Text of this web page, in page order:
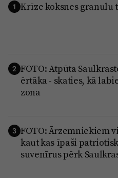
1 Krīze koksnes granulu
2 FOTO: Atpūta
ērtāka - skaties, kā
zona
3 FOTO: Ārzemniekiem
kaut kas īpaši
suvenīrus pērk